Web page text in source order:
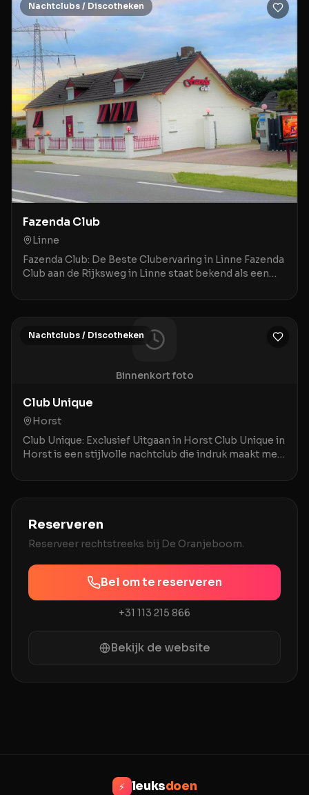
Nachtclubs / Discotheken
Fazenda Club
Linne
Fazenda Club: De Beste Clubervaring in Linne Fazenda
Club aan de Rijksweg in Linne staat bekend als een
Binnenkort foto
Nachtclubs / Discotheken
Club Unique
Horst
Club Unique: Exclusief Uitgaan in Horst Club Unique in
Horst is een stijlvolle nachtclub die indruk maakt met
Reserveren
Reserveer rechtstreeks bij De Oranjeboom
Bel om te reserveren
+31 113 215 866
Bekijk de website
⚡ leuksdoen